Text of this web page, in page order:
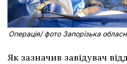
Операція/ фото Запорізька
Як зазначив завідувач